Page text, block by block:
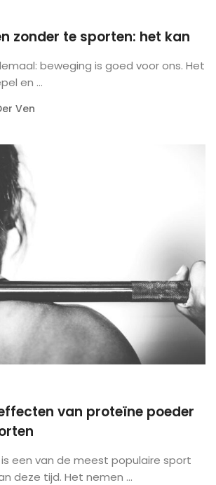
zonder te sporten: het kan
beweging is goed voor ons. Het
en ...
Ven
van proteïne poeder
een van de meest populaire sport
deze tijd. Het nemen ...